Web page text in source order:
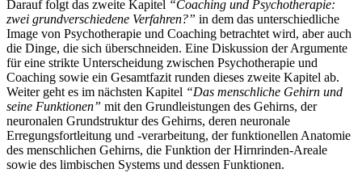
Darauf folgt das zweite Kapitel “Coaching und Psychotherapie:
zwei grundverschiedene Verfahren?” in dem das unterschiedliche
Image von Psychotherapie und Coaching betrachtet wird, aber auch
die Dinge, die sich überschneiden. Eine Diskussion der Argumente
für eine strikte Unterscheidung zwischen Psychotherapie und
Coaching sowie ein Gesamtfazit runden dieses zweite Kapitel ab.
Weiter geht es im nächsten Kapitel “Das menschliche Gehirn und
seine Funktionen” mit den Grundleistungen des Gehirns, der
neuronalen Grundstruktur des Gehirns, deren neuronale
Erregungsfortleitung und -verarbeitung, der funktionellen Anatomie
des menschlichen Gehirns, die Funktion der Hirnrinden-Areale
sowie des limbischen Systems und dessen Funktionen.